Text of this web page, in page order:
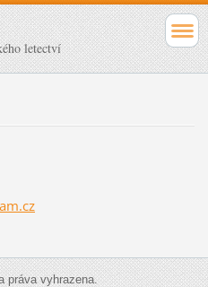
letectví
práva vyhrazena.